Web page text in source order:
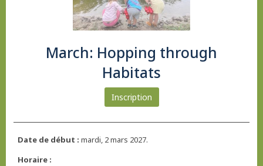
March: Hopping through
Habitats
Inscription
Date de début : mardi, 2 mars 2027.
Horaire :